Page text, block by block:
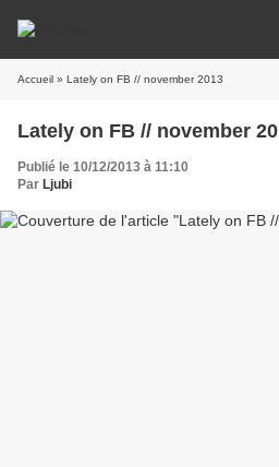
Accueil » Lately on FB // november 2013
Lately on FB // november
Publié le 10/12/2013 à 11:10
Par Ljubi